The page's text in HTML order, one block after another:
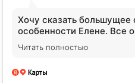
Обратилась за услугами
сложных жильцов, вся
будто никто не убирался
Плитка на полу
легче стало. Спасибо
Читать полностью